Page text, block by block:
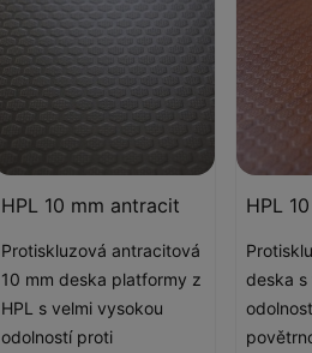
HPL 10 mm antracit
Protiskluzová antracitová
10 mm deska platformy z
HPL s velmi vysokou
odolností proti
HPL
deska s